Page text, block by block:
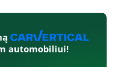
automobiliui!